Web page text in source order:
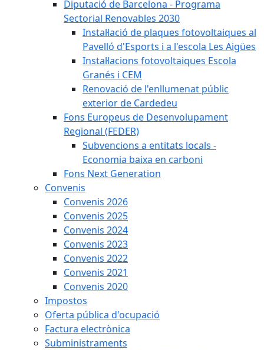
Diputació de Barcelona - Programa
Sectorial Renovables 2030
Instal·lació de plaques fotovoltaiques al
Pavelló d'Esports i a l'escola Les Aigües
Instal·lacions fotovoltaiques Escola
Granés i CEM
Renovació de l'enllumenat públic
exterior de Cardedeu
Fons Europeus de Desenvolupament
Regional (FEDER)
Subvencions a entitats locals -
Economia baixa en carboni
Fons Next Generation
Convenis
Convenis 2026
Convenis 2025
Convenis 2024
Convenis 2023
Convenis 2022
Convenis 2021
Convenis 2020
Impostos
Oferta pública d'ocupació
Factura electrònica
Subministraments